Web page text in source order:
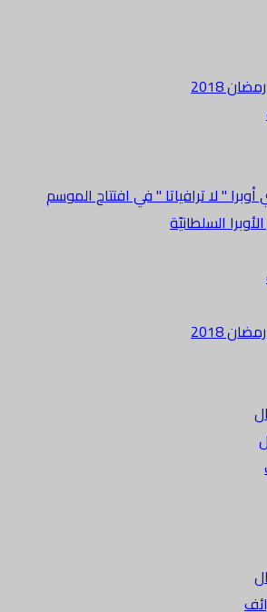
2018
" لا ترافياتا " في افتتاح الموسم
السلطانيّة
2018